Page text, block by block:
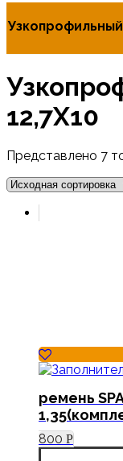
Узкопрофильный
12,7Х10
Представлено 7
ремень
800 Р